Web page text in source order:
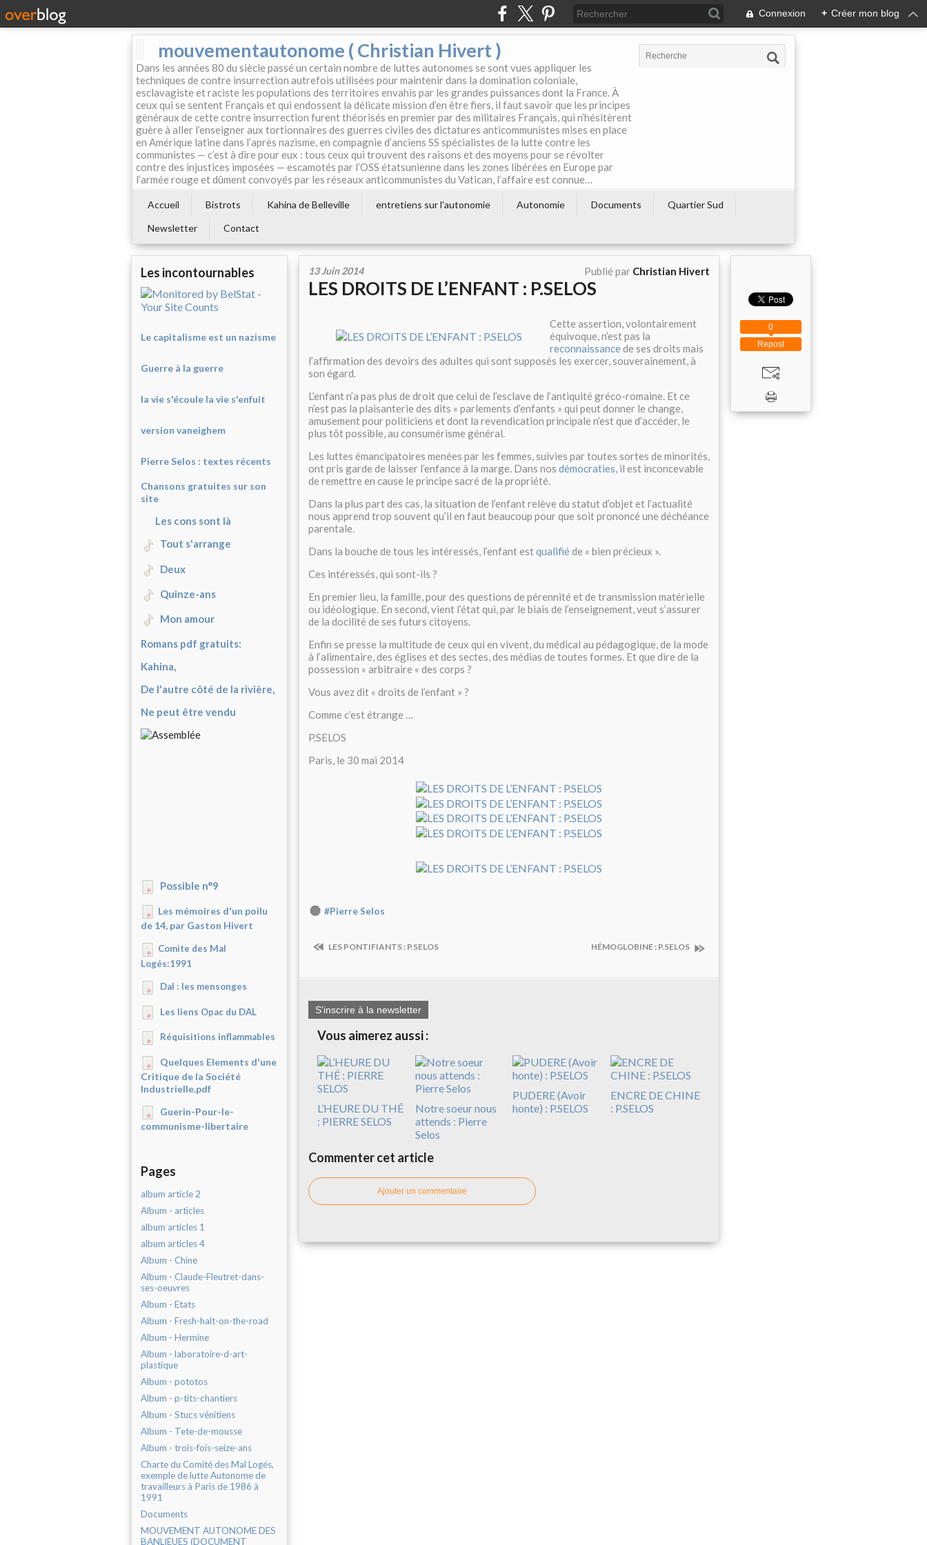
Connexion + Créer mon blog
mouvementautonome ( Christian Hivert )
Dans les années 80 du siècle passé un certain nombre de luttes autonomes se sont vues appliquer les
techniques de contre insurrection autrefois utilisées pour maintenir dans la domination coloniale,
esclavagiste et raciste les populations des territoires envahis par les grandes puissances dont la France. À
ceux qui se sentent Français et qui endossent la délicate mission d’en être fiers, il faut savoir que les principes
généraux de cette contre insurrection furent théorisés en premier par des militaires Français, qui n’hésitèrent
guère à aller l’enseigner aux tortionnaires des guerres civiles des dictatures anticommunistes mises en place
en Amérique latine dans l’après nazisme, en compagnie d’anciens SS spécialistes de la lutte contre les
communistes — c’est à dire pour eux : tous ceux qui trouvent des raisons et des moyens pour se révolter
contre des injustices imposées — escamotés par l’OSS étatsunienne dans les zones libérées en Europe par
l’armée rouge et dûment convoyés par les réseaux anticommunistes du Vatican, l’affaire est connue…
Accueil Bistrots Kahina de Belleville entretiens sur l'autonomie Autonomie Documents
Quartier Sud
Newsletter
Contact
Les incontournables
Le capitalisme est un nazisme
Guerre à la guerre
la vie s'écoule la vie s'enfuit
version vaneighem
Pierre Selos : textes récents
Chansons gratuites sur son
site
Les cons sont là
Tout s'arrange
Deux
Quinze-ans
Mon amour
Romans pdf gratuits:
Kahina,
De l'autre côté de la rivière,
Ne peut être vendu
Possible n°9
Les mémoires d'un poilu
de 14, par Gaston Hivert
Comite des Mal
Logés:1991
Dal : les mensonges
Les liens Opac du DAL
Réquisitions inflammables
Quelques Elements d'une
Critique de la Société
Industrielle.pdf
Guerin-Pour-le-
communisme-libertaire
Pages
album article 2
Album - articles
album articles 1
album articles 4
Album - Chine
Album - Claude-Fleutret-dans-
ses-oeuvres
Album - Etats
Album - Fresh-halt-on-the-road
Album - Hermine
Album - laboratoire-d-art-
plastique
Album - pototos
Album - p-tits-chantiers
Album - Stucs vénitiens
Album - Tete-de-mousse
Album - trois-fois-seize-ans
Charte du Comité des Mal Logés,
exemple de lutte Autonome de
travailleurs à Paris de 1986 à
1991
Documents
MOUVEMENT AUTONOME DES
BANLIEUES (DOCUMENT
13 Juin 2014 Publié par Christian Hivert
LES DROITS DE L’ENFANT : P.SELOS
Cette assertion, volontairement
équivoque, n’est pas la
reconnaissancede ses droits mais
l’affirmation des devoirs des adultes qui sont supposés les exercer, souverainement, à
son égard.
L’enfant n’a pas plus de droit que celui de l’esclave de l’antiquité gréco-romaine. Et ce
n’est pas la plaisanterie des dits « parlements d’enfants » qui peut donner le change,
amusement pour politiciens et dont la revendication principale n’est que d’accéder, le
plus tôt possible, au consumérisme général.
Les luttes émancipatoires menées par les femmes, suivies par toutes sortes de minorités,
ont pris garde de laisser l’enfance à la marge. Dans nos démocraties, il est inconcevable
de remettre en cause le principe sacré de la propriété.
Dans la plus part des cas, la situation de l’enfant relève du statut d’objet et l’actualité
nous apprend trop souvent qu’il en faut beaucoup pour que soit prononcé une déchéance
parentale.
Dans la bouche de tous les intéressés, l’enfant estqualifié de « bien précieux ».
Ces intéressés, qui sont-ils ?
En premier lieu, la famille, pour des questions de pérennité et de transmission matérielle
ou idéologique. En second, vient l’état qui, par le biais de l’enseignement, veut s’assurer
de la docilité de ses futurs citoyens.
Enfin se presse la multitude de ceux qui en vivent, du médical au pédagogique, de la mode
à l’alimentaire, des églises et des sectes, des médias de toutes formes. Et que dire de la
possession « arbitraire « des corps ?
Vous avez dit « droits de l’enfant » ?
Comme c’est étrange …
P.SELOS
Paris, le 30 mai 2014
#Pierre Selos
LES PONTIFIANTS : P.SELOS HÉMOGLOBINE : P.SELOS
S'inscrire à la newsletter
Vous aimerez aussi :
L’HEURE DU THÉ
: PIERRE SELOS
Notre soeur nous
attends : Pierre
Selos
PUDERE (Avoir
honte) : P.SELOS
ENCRE DE CHINE
: P.SELOS
Commenter cet article
Ajouter un commentaire
Repost
0